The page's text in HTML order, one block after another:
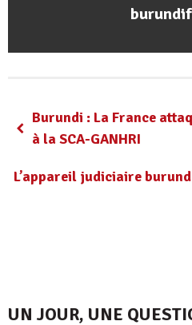
Burundi : La France
à la SCA-GANHRI
L’appareil judiciaire
UN JOUR, UNE